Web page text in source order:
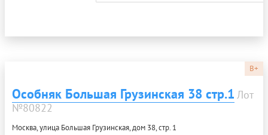
B+
Особняк Большая Грузинская 38 стр.1 Лот
№80822
Москва, улица Большая Грузинская, дом 38, стр. 1